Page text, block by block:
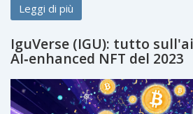
Leggi di più
IguVerse (IGU): tutto
AI‑enhanced NFT del 2023